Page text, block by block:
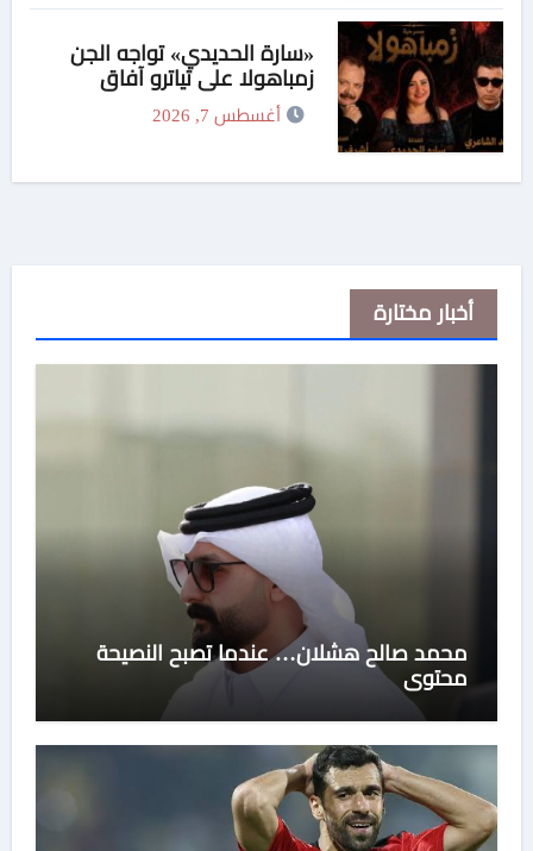
«سارة الحديدي» تواجه الجن
زمباهولا على تياترو آفاق
أغسطس 7, 2026
أخبار مختارة
محمد صالح هشلان… عندما تصبح النصيحة
محتوى